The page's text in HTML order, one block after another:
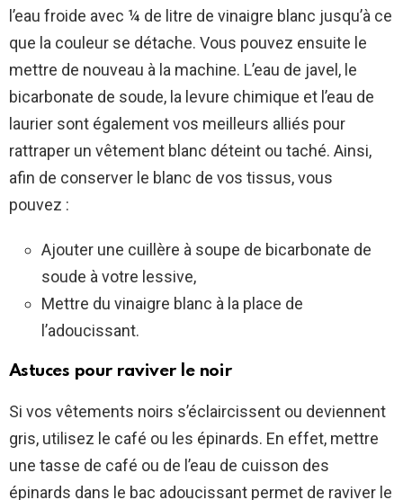
l’eau froide avec ¼ de litre de vinaigre blanc jusqu’à ce
que la couleur se détache. Vous pouvez ensuite le
mettre de nouveau à la machine. L’eau de javel, le
bicarbonate de soude, la levure chimique et l’eau de
laurier sont également vos meilleurs alliés pour
rattraper un vêtement blanc déteint ou taché. Ainsi,
afin de conserver le blanc de vos tissus, vous
pouvez :
Ajouter une cuillère à soupe de bicarbonate de
soude à votre lessive,
Mettre du vinaigre blanc à la place de
l’adoucissant.
Astuces pour raviver le noir
Si vos vêtements noirs s’éclaircissent ou deviennent
gris, utilisez le café ou les épinards. En effet, mettre
une tasse de café ou de l’eau de cuisson des
épinards dans le bac adoucissant permet de raviver le